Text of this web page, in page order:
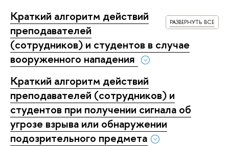
развернуть все
Краткий алгоритм действий
преподавателей
(сотрудников) и студентов в случае
вооруженного нападения
Краткий алгоритм действий
преподавателей (сотрудников) и
студентов при получении сигнала об
угрозе взрыва или обнаружении
подозрительного предмета